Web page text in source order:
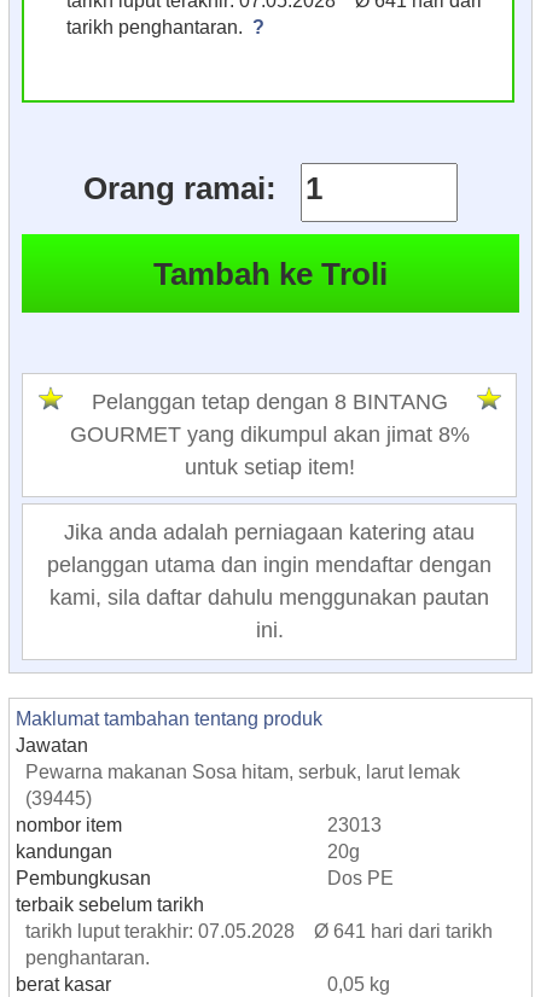
tarikh penghantaran. ?
Orang ramai:
Pelanggan tetap dengan 8 BINTANG
GOURMET yang dikumpul akan jimat 8%
untuk setiap item!
Jika anda adalah perniagaan katering atau
pelanggan utama dan ingin mendaftar dengan
kami, sila daftar dahulu menggunakan pautan
ini.
Maklumat tambahan tentang produk
Jawatan
Pewarna makanan Sosa hitam, serbuk, larut lemak
(39445)
nombor item
23013
kandungan
20g
Pembungkusan
Dos PE
terbaik sebelum tarikh
tarikh luput terakhir: 07.05.2028 Ø 641 hari dari tarikh
penghantaran.
berat kasar
0,05 kg